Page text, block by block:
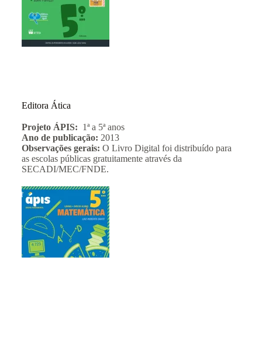
Editora Ática
Projeto ÁPIS: 1ª a 5ª anos
Ano de publicação: 2013
Observações gerais: O Livro Digital foi distribuído para
as escolas públicas gratuitamente através da
SECADI/MEC/FNDE.